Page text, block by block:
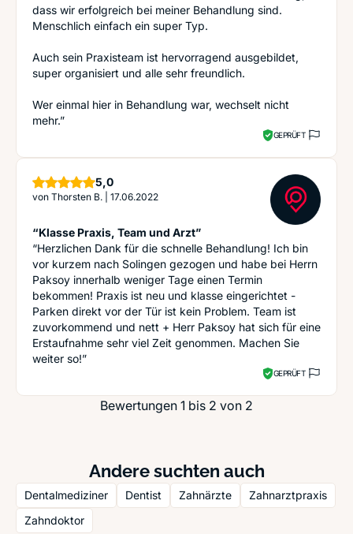
dass wir erfolgreich bei meiner Behandlung sind.
Menschlich einfach ein super Typ.
Auch sein Praxisteam ist hervorragend ausgebildet,
super organisiert und alle sehr freundlich.
Wer einmal hier in Behandlung war, wechselt nicht
mehr.”
GEPRÜFT
5,0Sterne
von Thorsten B. 17.06.2022
“Klasse Praxis, Team und Arzt”
“Herzlichen Dank für die schnelle Behandlung! Ich bin
vor kurzem nach Solingen gezogen und habe bei Herrn
Paksoy innerhalb weniger Tage einen Termin
bekommen! Praxis ist neu und klasse eingerichtet -
Parken direkt vor der Tür ist kein Problem. Team ist
zuvorkommend und nett + Herr Paksoy hat sich für eine
Erstaufnahme sehr viel Zeit genommen. Machen Sie
weiter so!”
GEPRÜFT
Bewertungen 1 bis 2 von 2
Andere suchten auch
Dentalmediziner Dentist Zahnärzte
Zahnarztpraxis
Zahndoktor